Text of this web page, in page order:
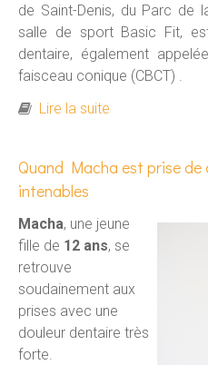
de Saint-Denis, du Parc de
salle de sport Basic Fit,
dentaire, également
faisceau conique (CBCT) .
Lire la suite
Quand Macha est prise de
intenables
Macha, une jeune
fille de 12 ans, se
retrouve
soudainement aux
prises avec une
douleur dentaire très
forte.